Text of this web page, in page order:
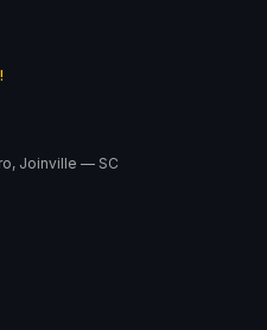
Joinville — SC